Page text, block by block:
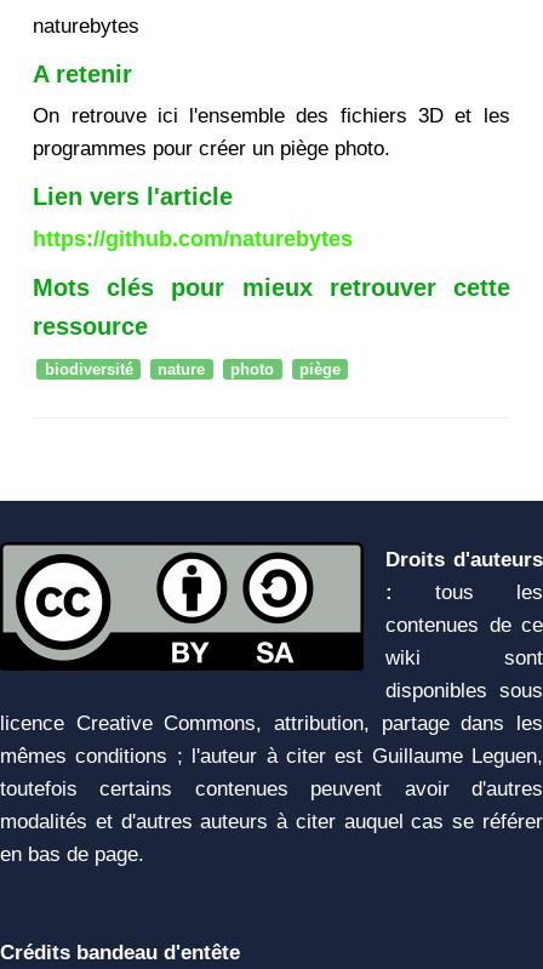
naturebytes
A retenir
On retrouve ici l'ensemble des fichiers 3D et les
programmes pour créer un piège photo.
Lien vers l'article
https://github.com/naturebytes
Mots clés pour mieux retrouver cette
ressource
biodiversité nature photo piège
Droits d'auteurs
:
tous les
contenues de ce
wiki sont
disponibles sous
licence Creative Commons, attribution, partage dans les
mêmes conditions ; l'auteur à citer est Guillaume Leguen,
toutefois certains contenues peuvent avoir d'autres
modalités et d'autres auteurs à citer auquel cas se référer
en bas de page.
Crédits bandeau d'entête